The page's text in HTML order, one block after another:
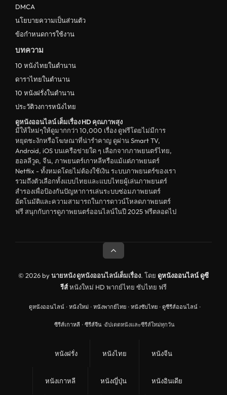
DMCA
นโยบายความเป็นส่วนตัว
ข้อกำหนดการใช้งาน
บทความ
10 หนังไทยในตำนาน
ดาราไทยในตำนาน
10 หนังฝรั่งในตำนาน
ประวัติวงการหนังไทย
ดูหนังออนไลน์ เต็มเรื่อง HD คุณภาพสุง
มีให้ใหม่ๆให้ดูมากกว่า 10,000 เรื่อง ดูฟรีโดยไม่มีการ
หยุดชะงักหรือโฆษณาที่น่ารำคาญ ดูผ่าน Smart TV,
Android, iOS บนเครือข่ายใด ๆ เลือกจากภาพยนตร์ไทย,
ฮอลลีวูด, จีน, ภาพยนตร์เกาหลีหรือแม้แต่ภาพยนตร์
Netflix - ทั้งหมดโดยไม่ต้องใช้เงิน ระบบภาพยนตร์ของเรา
รวมถึงตัวเลือกทั้งแบบไทยและแบบไทยผู้เล่นภาพยนตร์
สำรองเพื่อป้องกันปัญหาการเล่นระบบซ่อมภาพยนตร์
อัตโนมัติและความสามารถในการดาวน์โหลดภาพยนตร์
ฟรี สนุกกับการดูภาพยนตร์ออนไลน์ในปี 2025 ฟรีตลอดไป
© 2026 byนายหนัง ดูหนังออนไลน์เต็มเรื่อง. โดย ดูหนังออนไลน์ ดูซี
รีส์หนังใหม่ HD พากย์ไทย ซับไทย ฟรี
ดูหนังออนไลน์ · หนังใหม่ · หนังพากย์ไทย · หนังซับไทย · ดูซีรีส์ออนไลน์ ·
ซีรีส์เกาหลี · ซีรีส์จีน ·อัปเดตหนังและซีรีส์ใหม่ทุกวัน
หนังฝรั่ง หนังไทย หนังจีน
หนังเกาหลี หนังญี่ปุ่น หนังอินเดีย